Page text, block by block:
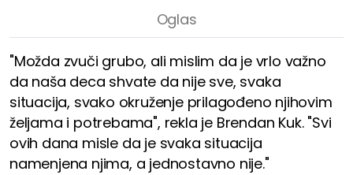
"Možda zvuči grubo, ali mislim da je vrlo važno
da naša deca shvate da nije sve, svaka
situacija, svako okruženje prilagođeno njihovim
željama i potrebama", rekla je Brendan Kuk. "Svi
ovih dana misle da je svaka situacija
namenjena njima, a jednostavno nije."